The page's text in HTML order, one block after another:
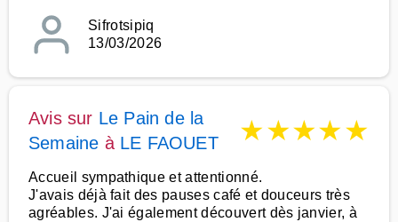
Sifrotsipiq
13/03/2026
Avis sur Le Pain de la
Semaine à LE FAOUET ★★★★★
Accueil sympathique et attentionné.
J'avais déjà fait des pauses café et douceurs très
agréables. J'ai également découvert dès janvier, à